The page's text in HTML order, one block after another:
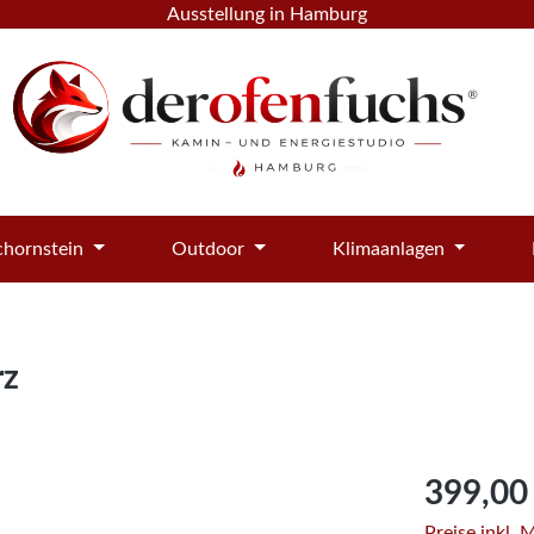
Ausstellung in Hamburg
Outdoor Klimaanlagen
Regulärer
399,00